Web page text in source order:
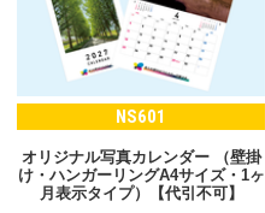
NS601
オリジナル写真カレンダー （壁掛
け・ハンガーリングA4サイズ・1ヶ
月表示タイプ）【代引不可】